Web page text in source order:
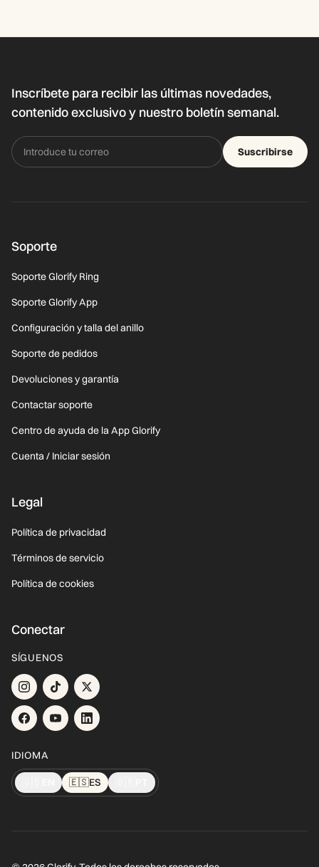
Inscríbete para recibir las últimas novedades,
contenido exclusivo y nuestro boletín semanal.
Suscribirse
Soporte
Soporte Glorify Ring
Soporte Glorify App
Configuración y talla del anillo
Soporte de pedidos
Devoluciones y garantía
Contactar soporte
Centro de ayuda de la App Glorify
Cuenta / Iniciar sesión
Legal
Política de privacidad
Términos de servicio
Política de cookies
Conectar
SÍGUENOS
IDIOMA
🇪🇸ES